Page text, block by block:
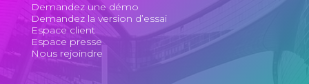
Demandez une démo
Demandez la version d’essai
Espace client
Espace presse
Nous rejoindre